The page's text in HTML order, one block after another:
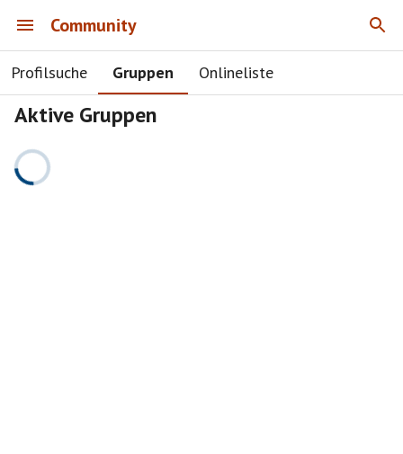
Community
Profilsuche Gruppen Onlineliste
Aktive Gruppen